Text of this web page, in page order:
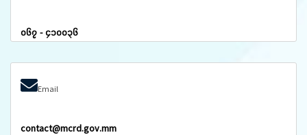
၀၆၇ - ၄၁၀၀၃၆
Email
contact@mcrd.gov.mm